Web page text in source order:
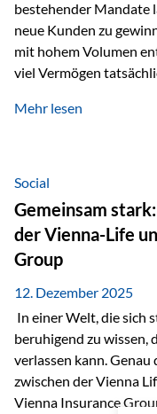
bestehender Mandate
neue Kunden zu
mit hohem Volumen
viel Vermögen
Beispiel verdeutlicht
hinzukommen, spielt
steuerliche Effekte
Mehr lesen
Social
Gemeinsam
der Vienna-Life
Group
12. Dezember 2025
In einer Welt, die sich
beruhigend zu wissen,
verlassen kann.
zwischen der Vienna
Vienna Insurance